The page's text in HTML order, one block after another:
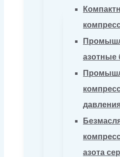
азотные
азота